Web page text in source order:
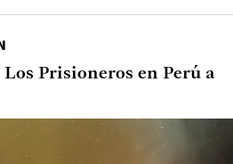
Prisioneros en Perú a